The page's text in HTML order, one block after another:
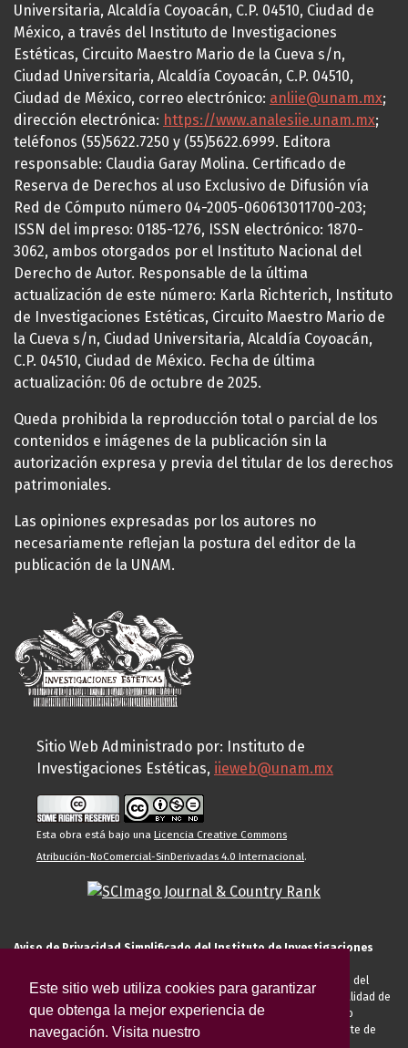
Este sitio web utiliza cookies para garantizar
que obtenga la mejor experiencia de
navegación. Visita nuestro
Universitaria, Alcaldía Coyoacán, C.P. 04510, Ciudad de
México, a través del Instituto de Investigaciones
Estéticas, Circuito Maestro Mario de la Cueva s/n,
Ciudad Universitaria, Alcaldía Coyoacán, C.P. 04510,
Ciudad de México, correo electrónico: anliie@unam.mx;
dirección electrónica: https://www.analesiie.unam.mx;
teléfonos (55)5622.7250 y (55)5622.6999. Editora
responsable: Claudia Garay Molina. Certificado de
Reserva de Derechos al uso Exclusivo de Difusión vía
Red de Cómputo número 04-2005-060613011700-203;
ISSN del impreso: 0185-1276, ISSN electrónico: 1870-
3062, ambos otorgados por el Instituto Nacional del
Derecho de Autor. Responsable de la última
actualización de este número: Karla Richterich, Instituto
de Investigaciones Estéticas, Circuito Maestro Mario de
la Cueva s/n, Ciudad Universitaria, Alcaldía Coyoacán,
C.P. 04510, Ciudad de México. Fecha de última
actualización: 06 de octubre de 2025.
Queda prohibida la reproducción total o parcial de los
contenidos e imágenes de la publicación sin la
autorización expresa y previa del titular de los derechos
patrimoniales.
Las opiniones expresadas por los autores no
necesariamente reflejan la postura del editor de la
publicación de la UNAM.
Sitio Web Administrado por: Instituto de
Investigaciones Estéticas, iieweb@unam.mx
Esta obra está bajo una Licencia Creative Commons
Atribución-NoComercial-SinDerivadas 4.0 Internacional.
Aviso de Privacidad Simplificado del Instituto de Investigaciones
El Instituto de Investigaciones Estéticas de la UNAM, es responsable del
tratamiento de sus datos personales para el registro de usted en calidad de
alumno, docente, personal de la entidad académica, conferencista o
invitado externo (nacional o extranjero), visitante, proveedor o cliente de